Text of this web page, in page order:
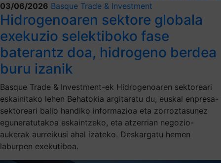
03/06/2026 Basque Trade & Investment
Hidrogenoaren sektore globala
exekuzio selektiboko fase
baterantz doa, hidrogeno berdea
buru izanik
Basque Trade & Investment-ek Hidrogenoaren sektoreari
eskainitako lehen Behatokia argitaratu du, euskal enpresa-
sektoreari balio handiko informazioa eta zorroztasunez
eguneratutakoa eskaintzeko, eta atzerrian negozio-
aukerak aurreikusi ahal izateko. Deskargatu hemen
laburpen exekutiboa.